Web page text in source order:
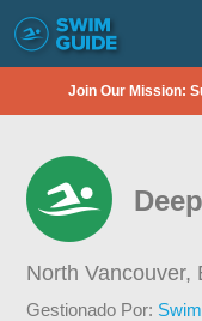
Join Our Mission:
North Vancouver,
Gestionado Por: